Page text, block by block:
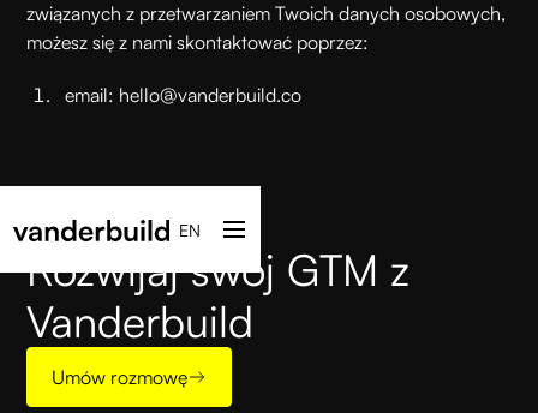
związanych z przetwarzaniem Twoich danych osobowych,
możesz się z nami skontaktować poprzez:
email: hello@vanderbuild.co
EN
Rozwijaj swój GTM z
Vanderbuild
Umów rozmowę